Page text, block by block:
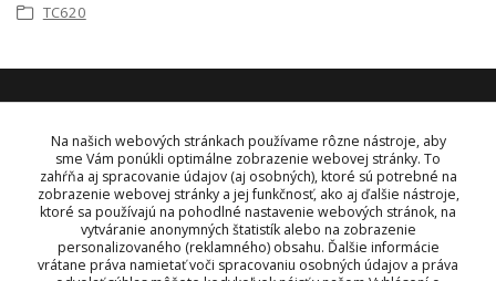
TC620
KONTAKT
OBJEDNÁVKY A INFORMÁCIE
+421 948 229 224
info@vysielacky.com
Na našich webových stránkach používame rôzne nástroje, aby
sme Vám ponúkli optimálne zobrazenie webovej stránky. To
zahŕňa aj spracovanie údajov (aj osobných), ktoré sú potrebné na
zobrazenie webovej stránky a jej funkčnosť, ako aj ďalšie nástroje,
ktoré sa používajú na pohodlné nastavenie webových stránok, na
vytváranie anonymných štatistík alebo na zobrazenie
personalizovaného (reklamného) obsahu. Ďalšie informácie
vrátane práva namietať voči spracovaniu osobných údajov a práva